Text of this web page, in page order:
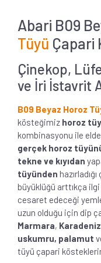
Abari B09
Tüyü Çapari
Çinekop,
ve İri İstavrit
B09 Beyaz Horoz
kösteğimiz horoz
kombinasyonu ile elde
gerçek horoz
tekne ve kıyıdan
tüyünden
büyüklüğü arttıkça
cesaret edeceği
uzun olduğu için dip
Marmara, Karadeniz
uskumru, palamut
tüyü çapari